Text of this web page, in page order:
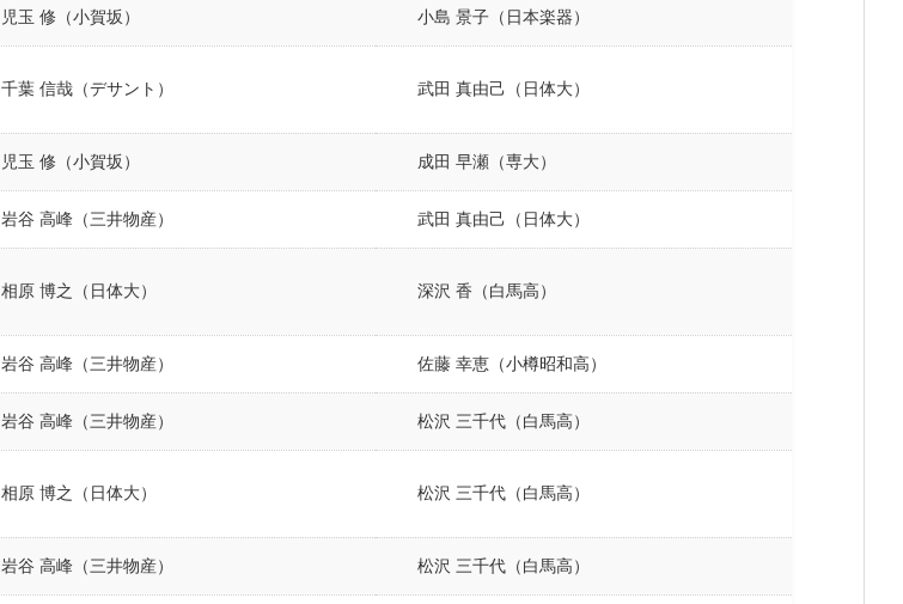
児玉 修（小賀坂） 小島 景子（日本楽器）
千葉 信哉（デサント） 武田 真由己（日体大）
児玉 修（小賀坂） 成田 早瀬（専大）
岩谷 高峰（三井物産） 武田 真由己（日体大）
相原 博之（日体大） 深沢 香（白馬高）
岩谷 高峰（三井物産） 佐藤 幸恵（小樽昭和高）
岩谷 高峰（三井物産） 松沢 三千代（白馬高）
相原 博之（日体大） 松沢 三千代（白馬高）
岩谷 高峰（三井物産） 松沢 三千代（白馬高）